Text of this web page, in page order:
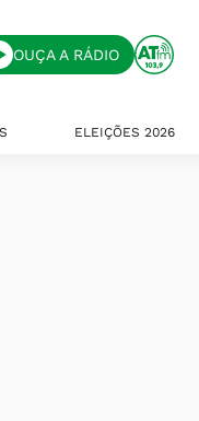
OUÇA A RÁDIO
ELEIÇÕES 2026